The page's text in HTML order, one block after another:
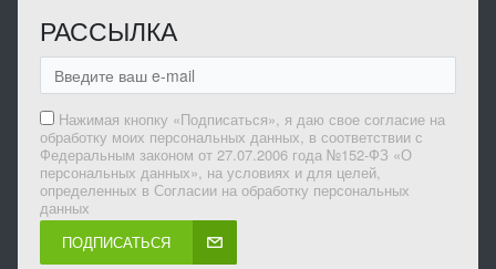
РАССЫЛКА
Нажимая кнопку «Подписаться», я даю свое согласие на
обработку моих персональных данных, в соответствии с
Федеральным законом от 27.07.2006 года №152-ФЗ «О
персональных данных», на условиях и для целей,
определенных в Согласии на обработку персональных
данных
ПОДПИСАТЬСЯ